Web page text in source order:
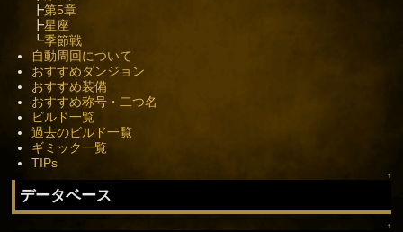
┣第5章
┣星座
┗季節戦
自動周回について
おすすめダンジョン
おすすめ装備
おすすめ称号・二つ名
ビルド一覧
過去のビルド一覧
ギミック一覧
TIPs
↑
データベース
↑